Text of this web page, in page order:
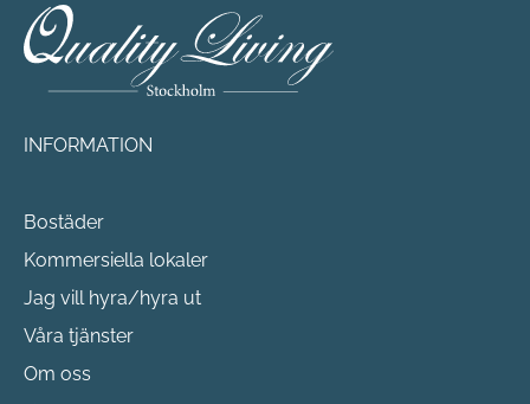
INFORMATION
Bostäder
Kommersiella lokaler
Jag vill hyra/hyra ut
Våra tjänster
Om oss